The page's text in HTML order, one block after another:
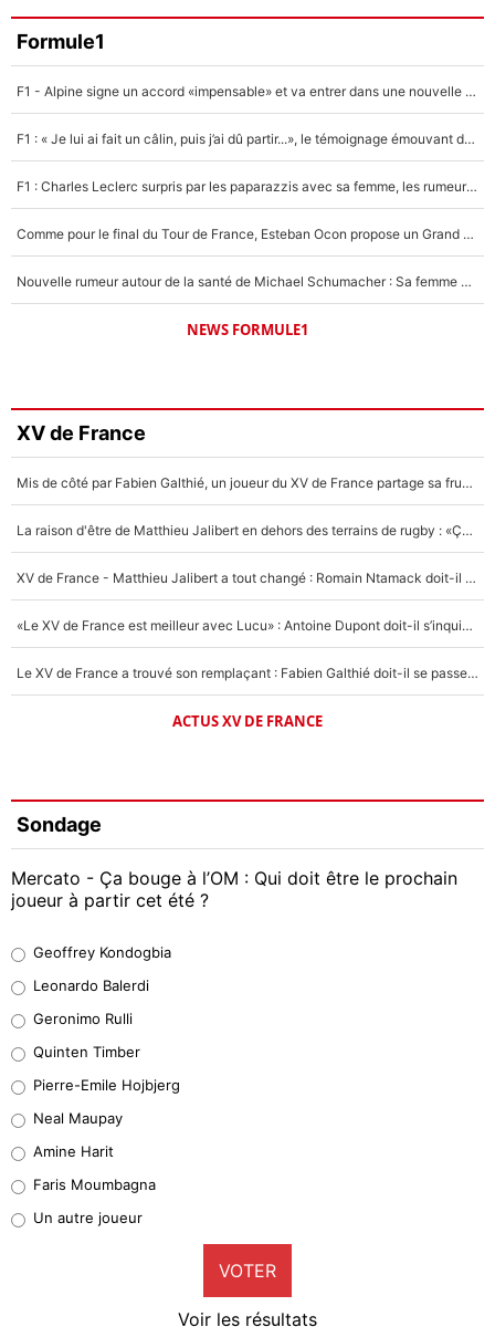
Formule1
F1 - Alpine signe un accord «impensable» et va entrer dans une nouvelle dimension : Grande nouvelle pour Pierre Gasly !
F1 : « Je lui ai fait un câlin, puis j’ai dû partir...», le témoignage émouvant de Max Verstappen sur sa fille
F1 : Charles Leclerc surpris par les paparazzis avec sa femme, les rumeurs étaient vraies !
Comme pour le final du Tour de France, Esteban Ocon propose un Grand Prix de Formule 1 à Paris : «Autour de l’Arc de Triomphe, ce serait génial» !
Nouvelle rumeur autour de la santé de Michael Schumacher : Sa femme Corinna sort du silence
NEWS FORMULE1
XV de France
Mis de côté par Fabien Galthié, un joueur du XV de France partage sa frustration : «ils ne me l’ont pas dit tout de suite»
La raison d'être de Matthieu Jalibert en dehors des terrains de rugby : «Ça m'atteint autant que si tu touches à un membre de ma famille»
XV de France - Matthieu Jalibert a tout changé : Romain Ntamack doit-il s’inquiéter pour sa place à un an de la Coupe du monde ?
«Le XV de France est meilleur avec Lucu» : Antoine Dupont doit-il s’inquiéter pour sa place ?
Le XV de France a trouvé son remplaçant : Fabien Galthié doit-il se passer d'Antoine Dupont ?
ACTUS XV DE FRANCE
Sondage
Mercato - Ça bouge à l’OM : Qui doit être le prochain
joueur à partir cet été ?
38%
32%
5%
1%
9%
Geoffrey Kondogbia
Leonardo Balerdi
Geronimo Rulli
Quinten Timber
Pierre-Emile Hojbjerg
Neal Maupay
Amine Harit
Faris Moumbagna
Un autre joueur
VOTER
Voir les résultats